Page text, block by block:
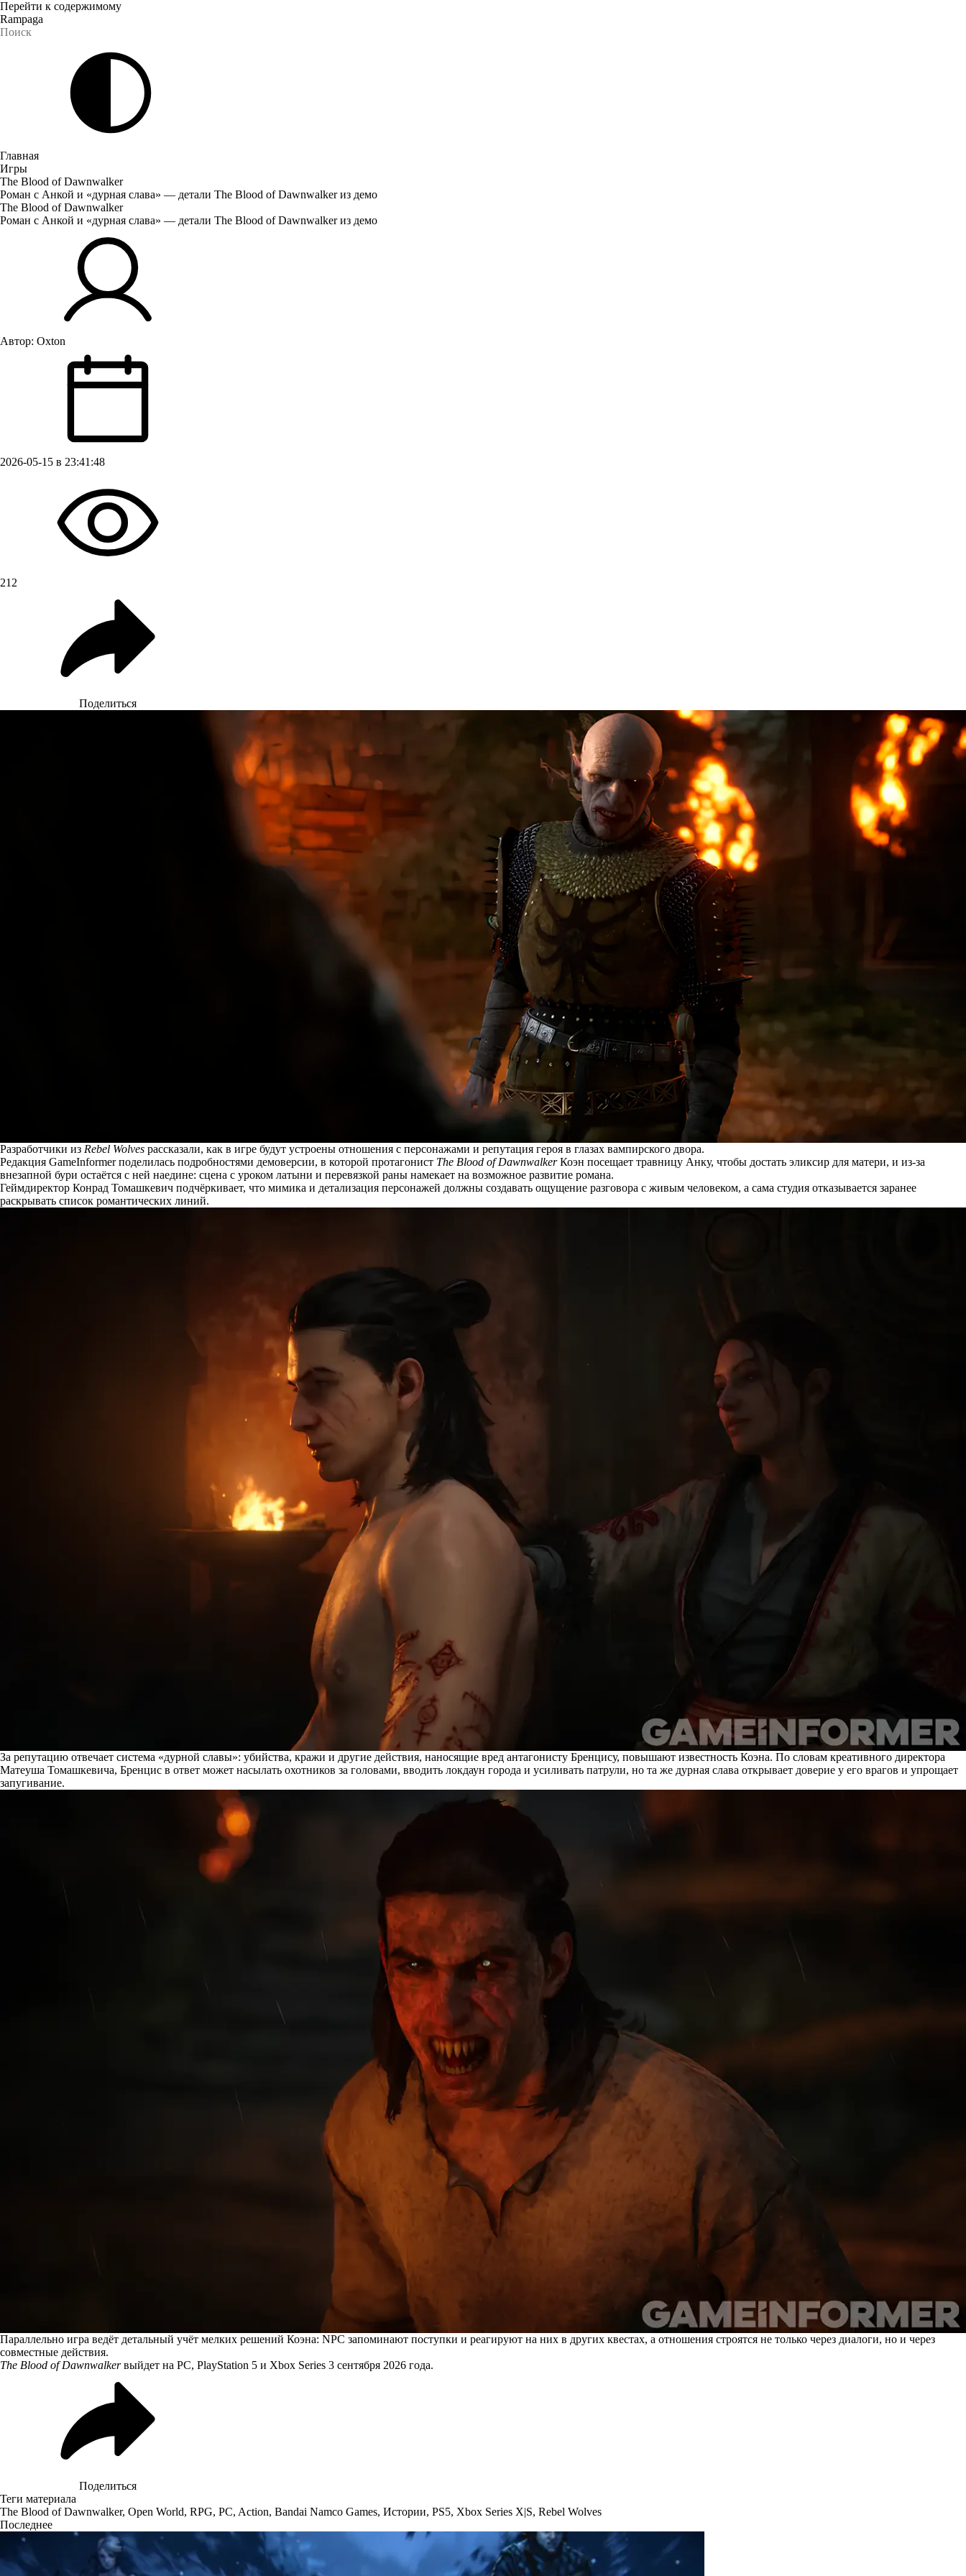
Перейти к содержимому
Rampaga
Главная
Игры
The Blood of Dawnwalker
Роман с Анкой и «дурная слава» — детали The Blood of Dawnwalker из демо
The Blood of Dawnwalker
Роман с Анкой и «дурная слава» — детали The Blood of Dawnwalker из демо
Автор: Oxton
2026-05-15 в 23:41:48
212
Поделиться
Разработчики из Rebel Wolves рассказали, как в игре будут устроены отношения с персонажами и репутация героя в глазах вампирского двора.
Редакция GameInformerподелилась подробностями демоверсии, в которой протагонист The Blood of DawnwalkerКоэн посещает травницу Анку, чтобы достать эликсир для матери, и из-за
внезапной бури остаётся с ней наедине: сцена с уроком латыни и перевязкой раны намекает на возможное развитие романа.
Геймдиректор Конрад Томашкевич подчёркивает, что мимика и детализация персонажей должны создавать ощущение разговора с живым человеком, а сама студия отказывается заранее
раскрывать список романтических линий.
За репутацию отвечает система «дурной славы»: убийства, кражи и другие действия, наносящие вред антагонисту Бренцису, повышают известность Коэна. По словам креативного директора
Матеуша Томашкевича, Бренцис в ответ может насылать охотников за головами, вводить локдаун города и усиливать патрули, но та же дурная слава открывает доверие у его врагов и упрощает
запугивание.
Параллельно игра ведёт детальный учёт мелких решений Коэна: NPC запоминают поступки и реагируют на них в других квестах, а отношения строятся не только через диалоги, но и через
совместные действия.
The Blood of Dawnwalkerвыйдет на PC, PlayStation 5 и Xbox Series 3 сентября 2026 года.
Поделиться
Теги материала
The Blood of Dawnwalker, Open World, RPG, PC, Action, Bandai Namco Games, Истории, PS5, Xbox Series X|S, Rebel Wolves
Последнее